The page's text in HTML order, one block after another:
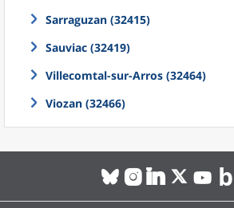
Sarraguzan (32415)
Sauviac (32419)
Villecomtal-sur-Arros (32464)
Viozan (32466)